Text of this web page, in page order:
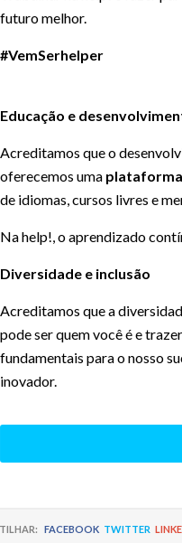
futuro melhor.
#VemSerhelper
Educação e
Acreditamos que o
oferecemos uma
de idiomas, cursos livres e
Na help!, o aprendizado
Diversidade e inclusão
Acreditamos que a
pode ser quem você é e
fundamentais para o nosso
inovador.
FACEBOOK TWITTER